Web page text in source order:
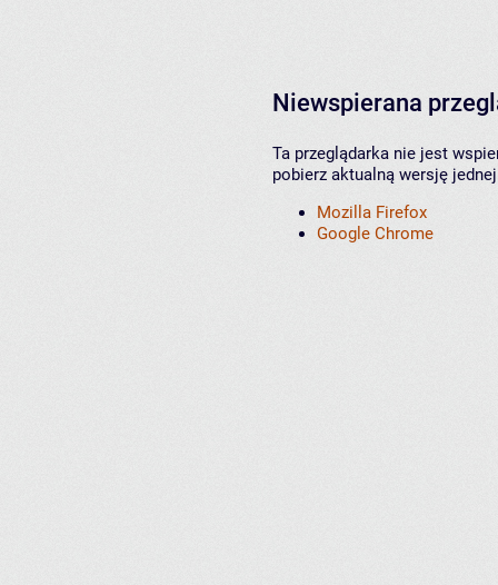
Niewspierana
Ta przeglądarka nie jest
pobierz aktualną wersję
Mozilla Firefox
Google Chrome